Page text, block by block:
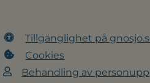
Tillgänglighet på
Cookies
Behandling av